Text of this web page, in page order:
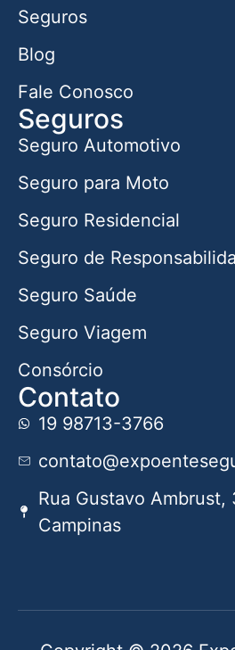
Seguros
Blog
Fale Conosco
Seguros
Seguro Automotivo
Seguro para Moto
Seguro Residencial
Seguro de
Seguro Saúde
Seguro Viagem
Consórcio
Contato
19 98713-3766
Rua Gustavo Ambrust,
Campinas